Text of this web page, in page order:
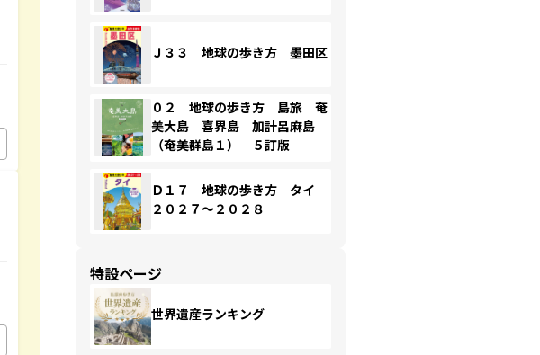
Ｊ３３ 地球の歩き方 墨田区
０２ 地球の歩き方 島旅 奄
美大島 喜界島 加計呂麻島
（奄美群島１） ５訂版
Ｄ１７ 地球の歩き方 タイ
２０２７～２０２８
特設ページ
世界遺産ランキング